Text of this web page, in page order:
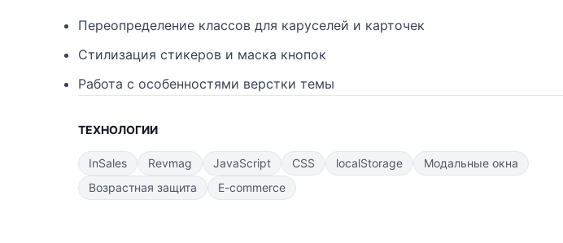
Переопределение классов для каруселей и карточек
Стилизация стикеров и маска кнопок
Работа с особенностями верстки темы
ТЕХНОЛОГИИ
InSales Revmag JavaScript CSS localStorage
Модальные окна
Возрастная защита
E-commerce